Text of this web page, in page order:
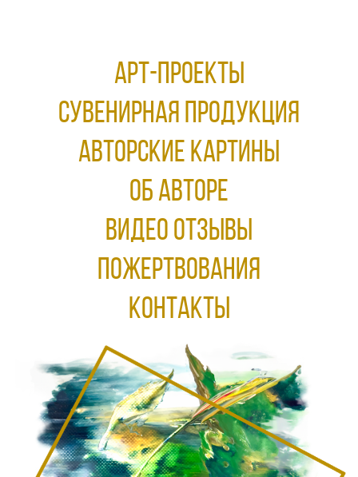
АРТ-ПРОЕКТЫ
Сувенирная продукция
АВТОРСКИЕ КАРТИНЫ
ОБ АВТОРЕ
ВИДЕО ОТЗЫВЫ
ПОЖЕРТВОВАНИЯ
КОНТАКТЫ